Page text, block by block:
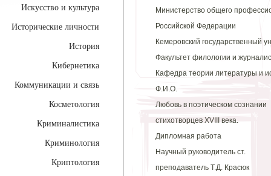
Искусство и культура
Исторические личности
История
Кибернетика
Коммуникации и связь
Косметология
Криминалистика
Криминология
Криптология
Министерство общего
Российской Федерации
Кемеровский государственный
Факультет филологии и
Кафедра теории литературы и
Ф.И.О.
Любовь в поэтическом сознании
стихотворцев XVIII века.
Дипломная работа
Научный руководитель ст.
преподаватель Т.Д. Красюк